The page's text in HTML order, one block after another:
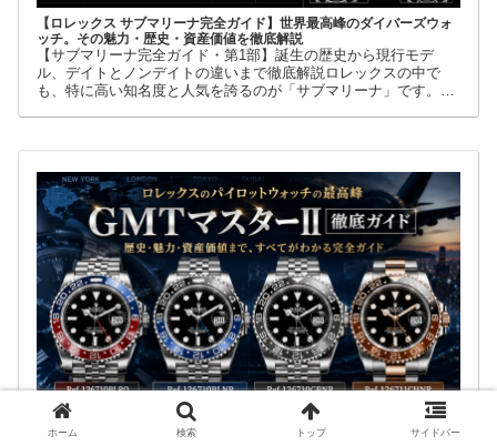
【ロレックス サブマリーナ完全ガイド】世界最高峰のダイバーズウォ
ッチ。その魅力・歴史・資産価値を徹底解説
【サブマリーナ完全ガイド・第1部】誕生の歴史から現行モデ
ル、デイトとノンデイトの違いまで徹底解説ロレックスの中で
も、特に高い知名度と人気を誇るのが「サブマリーナ」です。高
ホーム 検索 トップ サイドバー